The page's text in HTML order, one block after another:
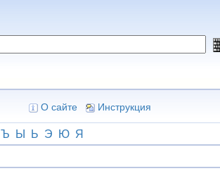
О сайте Инструкция
Ъ Ы Ь Э Ю Я